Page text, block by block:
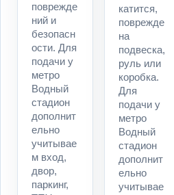
поврежде
ний и
безопасн
ости. Для
подачи у
метро
Водный
стадион
дополнит
ельно
учитывае
м вход,
двор,
паркинг,
катится,
поврежде
на
подвеска,
руль или
коробка.
Для
подачи у
метро
Водный
стадион
дополнит
ельно
учитывае